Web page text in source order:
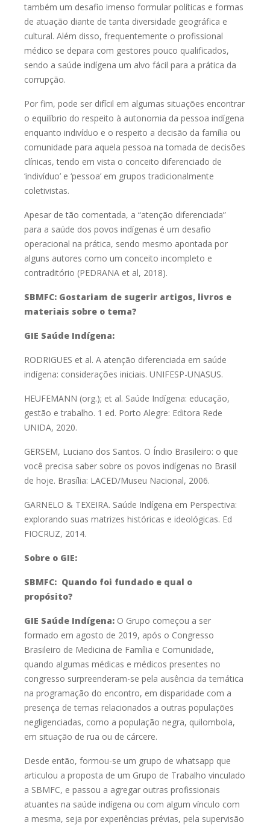
também um desafio imenso formular políticas e formas
de atuação diante de tanta diversidade geográfica e
cultural. Além disso, frequentemente o profissional
médico se depara com gestores pouco qualificados,
sendo a saúde indígena um alvo fácil para a prática da
corrupção.
Por fim, pode ser difícil em algumas situações encontrar
o equilíbrio do respeito à autonomia da pessoa indígena
enquanto indivíduo e o respeito a decisão da família ou
comunidade para aquela pessoa na tomada de decisões
clínicas, tendo em vista o conceito diferenciado de
‘indivíduo’ e ‘pessoa’ em grupos tradicionalmente
coletivistas.
Apesar de tão comentada, a “atenção diferenciada”
para a saúde dos povos indígenas é um desafio
operacional na prática, sendo mesmo apontada por
alguns autores como um conceito incompleto e
contraditório (PEDRANA et al, 2018).
SBMFC: Gostariam de sugerir artigos, livros e
materiais sobre o tema?
GIE Saúde Indígena:
RODRIGUES et al. A atenção diferenciada em saúde
indígena: considerações iniciais. UNIFESP-UNASUS.
HEUFEMANN (org.); et al. Saúde Indígena: educação,
gestão e trabalho. 1 ed. Porto Alegre: Editora Rede
UNIDA, 2020.
GERSEM, Luciano dos Santos. O Índio Brasileiro: o que
você precisa saber sobre os povos indígenas no Brasil
de hoje. Brasília: LACED/Museu Nacional, 2006.
GARNELO & TEXEIRA. Saúde Indígena em Perspectiva:
explorando suas matrizes históricas e ideológicas. Ed
FIOCRUZ, 2014.
Sobre o GIE:
SBMFC: Quando foi fundado e qual o
propósito?
GIE Saúde Indígena: O Grupo começou a ser
formado em agosto de 2019, após o Congresso
Brasileiro de Medicina de Família e Comunidade,
quando algumas médicas e médicos presentes no
congresso surpreenderam-se pela ausência da temática
na programação do encontro, em disparidade com a
presença de temasrelacionados a outras populações
negligenciadas, como a população negra, quilombola,
em situação de rua ou de cárcere.
Desde então, formou-se um grupo de whatsapp que
articulou a proposta de um Grupo de Trabalho vinculado
a SBMFC, e passou a agregar outras profissionais
atuantes na saúde indígena ou com algum vínculo com
a mesma, seja por experiências prévias, pela supervisão